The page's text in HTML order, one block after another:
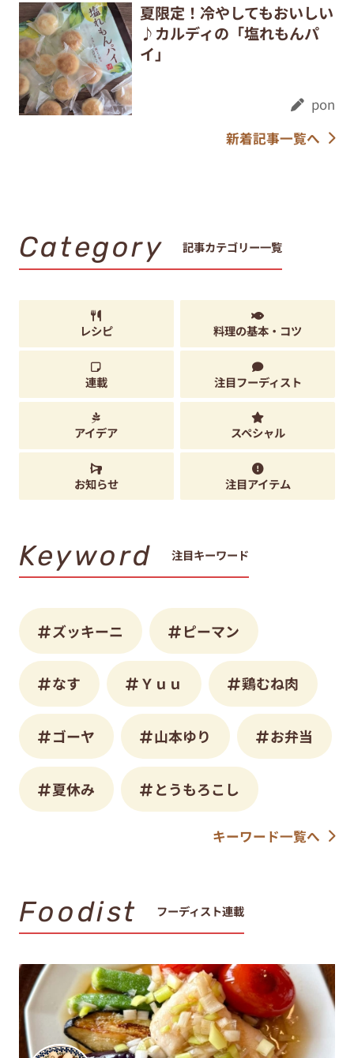
夏限定！冷やしてもおいしい
♪カルディの「塩れもんパ
イ」
pon
新着記事一覧へ
Category 記事カテゴリー一覧
レシピ 料理の基本・コツ
連載 注目フーディスト
アイデア スペシャル
お知らせ 注目アイテム
Keyword 注目キーワード
ズッキーニ ピーマン
なす Ｙｕｕ 鶏むね肉
ゴーヤ 山本ゆり お弁当
夏休み とうもろこし
キーワード一覧へ
Foodist フーディスト連載